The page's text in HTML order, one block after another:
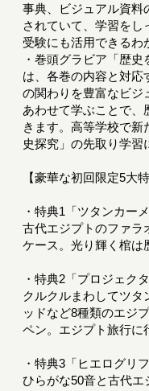
事典、ビジュアル資料
されていて、学習を
受験にも活用できるわ
・巻頭グラビア「歴
は、各巻の内容と対応
の関わりを豊富なビジ
あわせて学ぶことで、
きます。高等学校で新
史探究」の先取り学習
【豪華な初回限定5大
・特典1「ツタンカー
古代エジプトのファラ
ケース。光り輝く棺は
・特典2「プロジェク
クルクルまわしてツタ
ッドなど8種類のエジ
ペン。エジプト旅行に
・特典3「ヒエログリ
ひらがな50音と古代